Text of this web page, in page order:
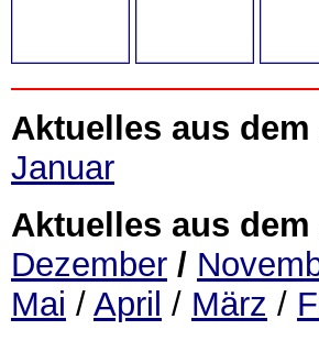
Aktuelles aus dem
Januar
Aktuelles aus dem
Dezember /
Mai / April / März /